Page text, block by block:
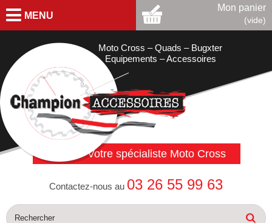
MENU
Mon panier
(vide)
Moto Cross – Quads – Bugxter
Equipements – Accessoires
Votre spécialiste Moto Cross
Contactez-nous au 03 26 55 99 63